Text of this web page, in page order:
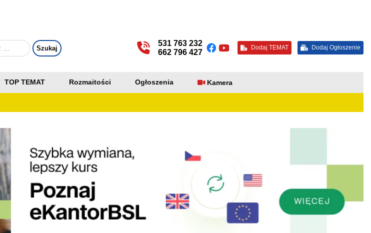
531 763 232
662 796 427
Dodaj TEMAT Dodaj Ogłoszenie
TOP TEMAT Rozmaitości Ogłoszenia Kamera